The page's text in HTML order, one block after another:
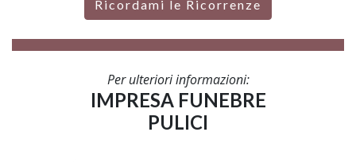
Ricordami le Ricorrenze
Per ulteriori informazioni:
IMPRESA FUNEBRE
PULICI